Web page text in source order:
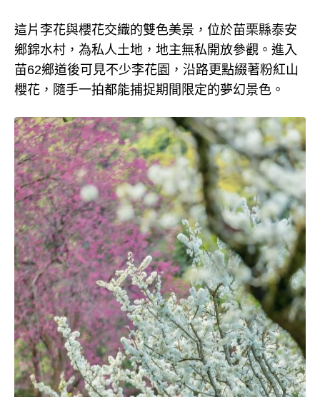
這片李花與櫻花交織的雙色美景，位於苗栗縣泰安
鄉錦水村，為私人土地，地主無私開放參觀。進入
苗62鄉道後可見不少李花園，沿路更點綴著粉紅山
櫻花，隨手一拍都能捕捉期間限定的夢幻景色。